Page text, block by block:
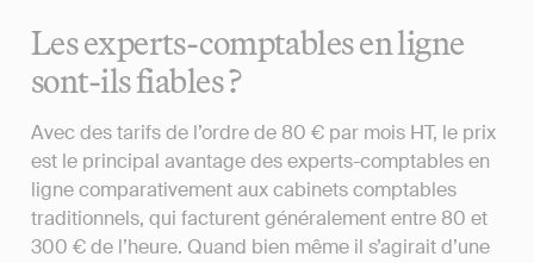
Les experts-comptables en ligne
sont-ils fiables ?
Avec des tarifs de l’ordre de 80 € par mois HT, le prix
est le principal avantage des experts-comptables en
ligne comparativement aux cabinets comptables
traditionnels, qui facturent généralement entre 80 et
300 € de l’heure. Quand bien même il s’agirait d’une